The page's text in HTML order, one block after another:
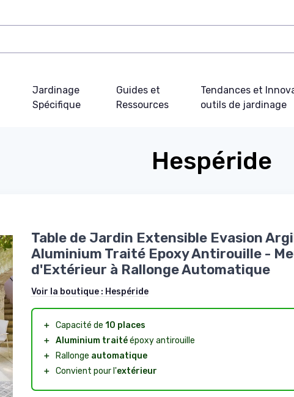
Jardinage
Spécifique
Guides et
Ressources
Tendances et
outils de jardinage
Hespéride
Table de Jardin Extensible Evasion
Aluminium Traité Epoxy Antirouille -
d'Extérieur à Rallonge Automatique
Voir la boutique : Hespéride
＋ Capacité de 10 places
＋ Aluminium traitéépoxy antirouille
＋ Rallonge automatique
＋ Convient pour l'extérieur